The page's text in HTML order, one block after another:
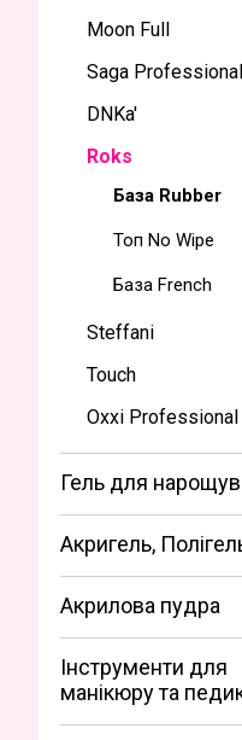
Moon Full
Saga Professional
DNKa'
Roks
База Rubber
Топ No Wipe
База French
Steffani
Touch
Oxxi Professional
Гель для
Акригель,
Акрилова пудра
Інструменти для
манікюру та